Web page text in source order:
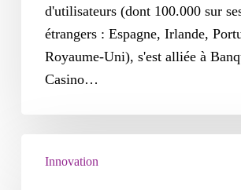
d'utilisateurs (dont 100.000 sur
étrangers : Espagne, Irlande,
Royaume-Uni), s'est alliée à
Casino…
Innovation